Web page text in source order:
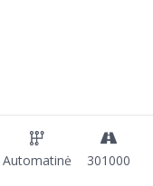
Automatinė 301000